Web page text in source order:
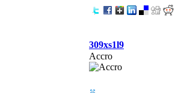
309xs1l9
Accro